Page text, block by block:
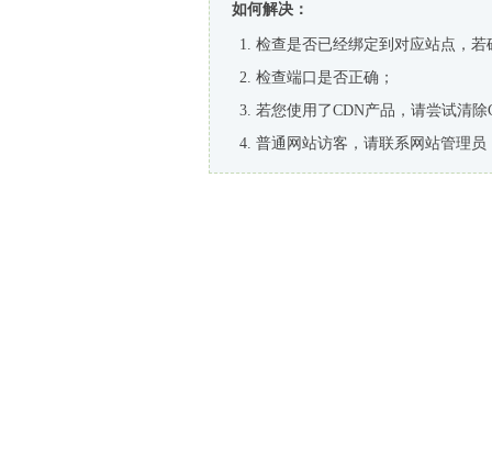
如何解决：
检查是否已经绑定到对应站点，
检查端口是否正确；
若您使用了CDN产品，请尝试清除
普通网站访客，请联系网站管理员